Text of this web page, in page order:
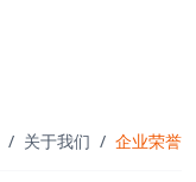
关于我们 企业荣誉